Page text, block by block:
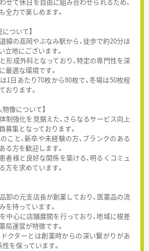
全力で楽しめます。
ついて】
線の高岡やぶなみ駅から、徒歩で約20分ほ
立地にございます。
形成外科となっており、特定の専門性を深
最適な環境です。
1日あたり70枚から80枚で、冬場は50枚程
おります。
像について】
制強化を見据えた、さらなるサービス向上
募集となっております。
こと、新卒や未経験の方、ブランクのある
る方を歓迎します。
様と良好な関係を築ける、明るくコミュ
方を求めています。
卸の元支店長が創業しており、医薬品の流
を持っています。
中心に店舗展開を行っており、地域に根差
局運営が特徴です。
クターとは創業時からの深い繋がりがあ
を保っています。